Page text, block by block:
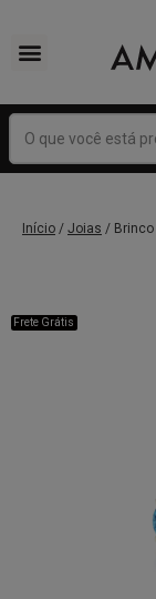
Início / Joias / Brinco
Frete Grátis